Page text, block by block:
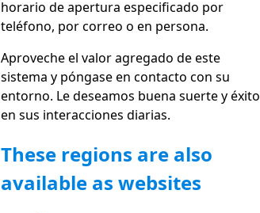
horario de apertura especificado por
teléfono, por correo o en persona.
Aproveche el valor agregado de este
sistema y póngase en contacto con su
entorno. Le deseamos buena suerte y éxito
en sus interacciones diarias.
These regions are also
available as websites